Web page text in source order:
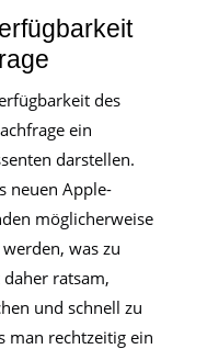
des
ein
darstellen.
neuen Apple-
möglicherweise
was zu
ratsam,
und schnell zu
man rechtzeitig ein